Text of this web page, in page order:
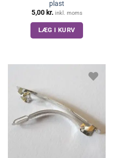
plast
5,00 kr. inkl. moms
LÆG I KURV